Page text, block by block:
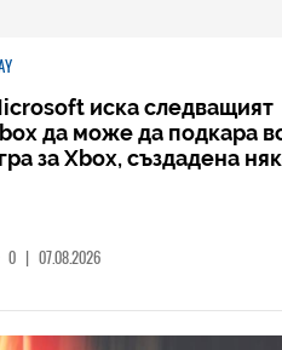
иска следващият
да може да подкара
за Xbox, създадена
0 | 07.08.2026